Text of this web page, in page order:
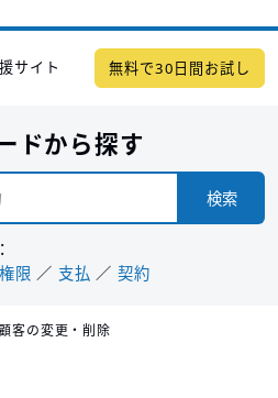
サイト 無料で30日間お試し
ドから探す
検索
権限 支払 契約
客の変更・削除